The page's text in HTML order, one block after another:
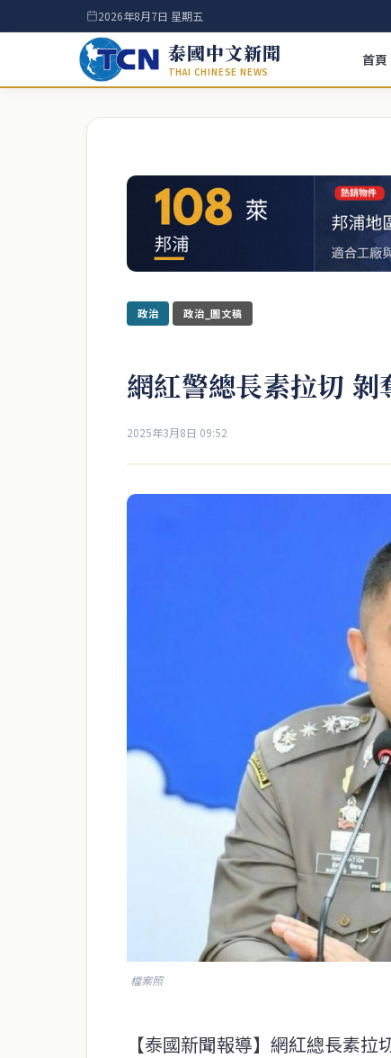
2026年8月7日 星期五
泰國中文新聞
THAI CHINESE NEWS
首頁
政治 政治_圖文稿
網紅警總長素拉切 剝
2025年3月8日 09:52
檔案照
【泰國新聞報導】網紅總長素